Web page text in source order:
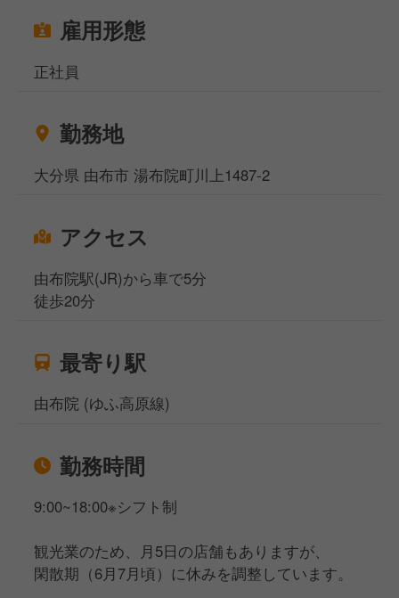
雇用形態
正社員
勤務地
大分県 由布市 湯布院町川上1487-2
アクセス
由布院駅(JR)から車で5分
徒歩20分
最寄り駅
由布院 (ゆふ高原線)
勤務時間
9:00~18:00※シフト制
観光業のため、月5日の店舗もありますが、
閑散期（6月7月頃）に休みを調整しています。